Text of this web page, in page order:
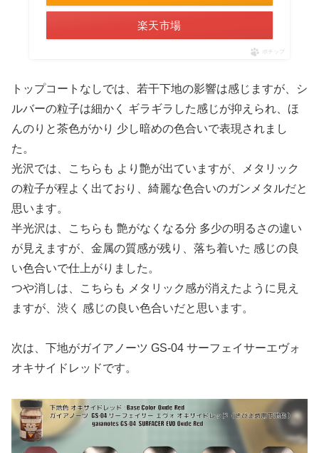
楽天市場
ポチップ
トップコートなしでは、若干下地の影響は感じますが、シ
ルバーの粒子は細かく ギラギラした感じが抑えられ、ほ
んのりと茶色がかり 少し暗めの色合いで表現されまし
た。
光沢では、こちらも より艶が出ていますが、メタリック
の粒子が程よく出ており、綺麗な色合いのガンメタルだと
思います。
半光沢は、こちらも 艶がなくなる分 多少の明るさの違い
が見えますが、金属の質感が残り、落ち着いた 感じの良
い色合いで仕上がりました。
つや消しは、こちらも メタリック感が消えたように見え
ますが、渋く 感じの良い色合いだと思います。
次は、下地がガイアノーツ GS-04 サーフェイサーエヴォ
オキサイドレッドです。